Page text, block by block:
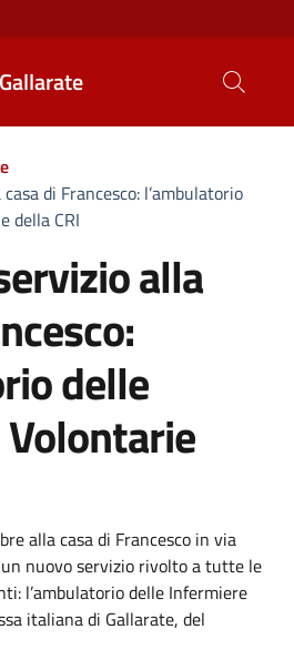
di Francesco: l’ambulatorio
della CRI
alla
delle
alla casa di Francesco in via
nuovo servizio rivolto a tutte le
l’ambulatorio delle Infermiere
italiana di Gallarate, del